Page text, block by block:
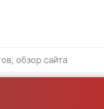
обзор сайта